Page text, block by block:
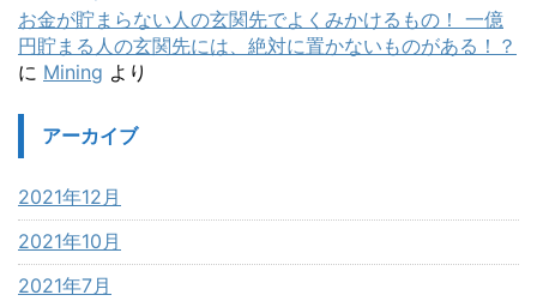
お金が貯まらない人の玄関先でよくみかけるもの！ 一億
円貯まる人の玄関先には、絶対に置かないものがある！？
に Mining より
アーカイブ
2021年12月
2021年10月
2021年7月